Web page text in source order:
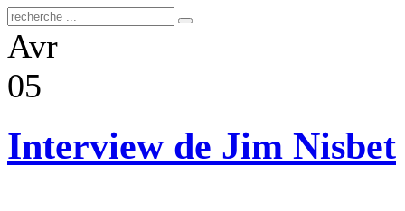
Avr
05
Interview de Jim Nisbet